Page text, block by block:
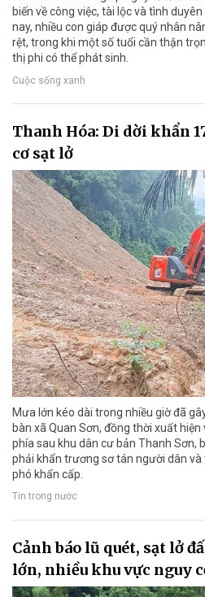
biến về công việc, tài lộc và tình
nay, nhiều con giáp được quý nhân
rệt, trong khi một số tuổi cần thận
thị phi có thể phát sinh.
Cuộc sống xanh
Thanh Hóa: Di dời khẩn
cơ sạt lở
Mưa lớn kéo dài trong nhiều giờ đã
bàn xã Quan Sơn, đồng thời xuất
phía sau khu dân cư bản Thanh Sơn,
phải khẩn trương sơ tán người dân và
phó khẩn cấp.
Tin trong nước
Cảnh báo lũ quét, sạt lở
lớn, nhiều khu vực nguy